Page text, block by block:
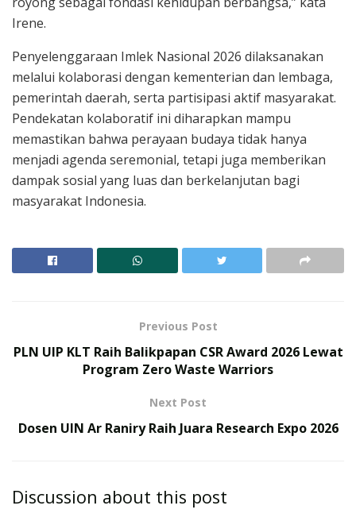
Irene.
Penyelenggaraan Imlek Nasional 2026 dilaksanakan
melalui kolaborasi dengan kementerian dan lembaga,
pemerintah daerah, serta partisipasi aktif masyarakat.
Pendekatan kolaboratif ini diharapkan mampu
memastikan bahwa perayaan budaya tidak hanya
menjadi agenda seremonial, tetapi juga memberikan
dampak sosial yang luas dan berkelanjutan bagi
masyarakat Indonesia.
Previous Post
PLN UIP KLT Raih Balikpapan CSR Award 2026 Lewat
Program Zero Waste Warriors
Next Post
Dosen UIN Ar Raniry Raih Juara Research Expo 2026
Discussion about this post